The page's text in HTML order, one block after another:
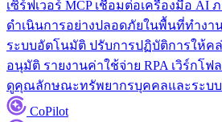
เซิร์ฟเวอร์ MCP เชื่อมต่อเครื่องมือ AI
ดำเนินการอย่างปลอดภัยในพื้นที่ทำง
ระบบอัตโนมัติ ปรับการปฏิบัติการให้ค
อนุมัติ รายงานค่าใช้จ่าย RPA เวิร์กโฟ
ดูคุณลักษณะทรัพยากรบุคคลและระบ
CoPilot